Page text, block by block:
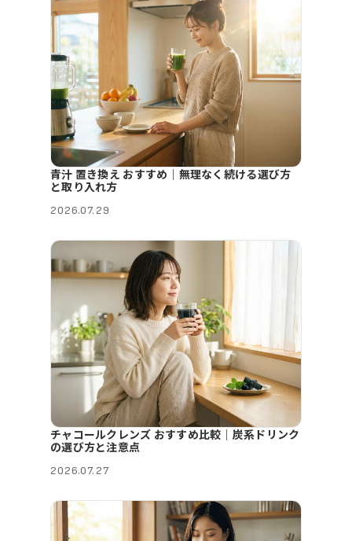
青汁 置き換え おすすめ｜無理なく続ける選び方
と取り入れ方
2026.07.29
チャコールクレンズ おすすめ比較｜炭系ドリンク
の選び方と注意点
2026.07.27